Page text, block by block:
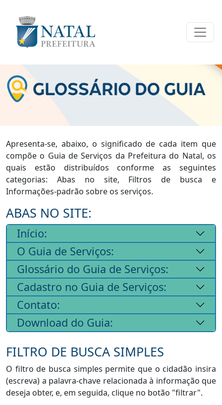
Apresenta-se, abaixo, o significado de cada item que
compõe o Guia de Serviços da Prefeitura do Natal, os
quais estão distribuídos conforme as seguintes
categorias: Abas no site, Filtros de busca e
Informações-padrão sobre os serviços.
ABAS NO SITE:
Início:
O Guia de Serviços:
Glossário do Guia de Serviços:
Cadastro no Guia de Serviços:
Contato:
Download do Guia:
FILTRO DE BUSCA SIMPLES
O filtro de busca simples permite que o cidadão insira
(escreva) a palavra-chave relacionada à informação que
deseja obter, e, em seguida, clique no botão "filtrar".